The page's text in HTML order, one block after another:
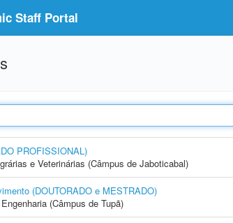
Staff Portal
PROFISSIONAL)
e Veterinárias (Câmpus de Jaboticabal)
(DOUTORADO e MESTRADO)
(Câmpus de Tupã)